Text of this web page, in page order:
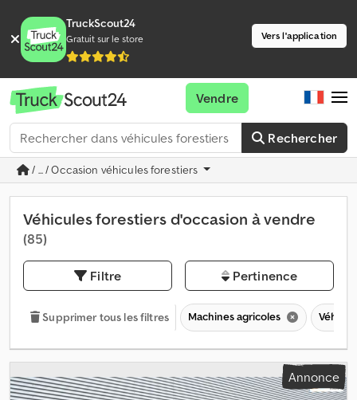
TruckScout24
Gratuit sur le store Vers l'application
Rechercher
Vendre
/ ... / Occasion véhicules forestiers
Véhicules forestiers d'occasion à vendre
(85)
Filtre Pertinence
Supprimer tous les filtres Machines agricoles
Annonce